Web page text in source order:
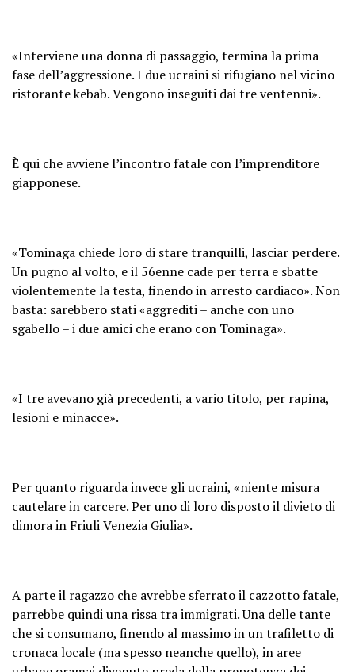
«Interviene una donna di passaggio, termina la prima
fase dell’aggressione. I due ucraini si rifugiano nel vicino
ristorante kebab. Vengono inseguiti dai tre ventenni».
È qui che avviene l’incontro fatale con l’imprenditore
giapponese.
«Tominaga chiede loro di stare tranquilli, lasciar perdere.
Un pugno al volto, e il 56enne cade per terra e sbatte
violentemente la testa, finendo in arresto cardiaco». Non
basta: sarebbero stati «aggrediti – anche con uno
sgabello – i due amici che erano con Tominaga».
«I tre avevano già precedenti, a vario titolo, per rapina,
lesioni e minacce».
Per quanto riguarda invece gli ucraini, «niente misura
cautelare in carcere. Per uno di loro disposto il divieto di
dimora in Friuli Venezia Giulia».
A parte il ragazzo che avrebbe sferrato il cazzotto fatale,
parrebbe quindi una rissa tra immigrati. Una delle tante
che si consumano, finendo al massimo in un trafiletto di
cronaca locale (ma spesso neanche quello), in aree